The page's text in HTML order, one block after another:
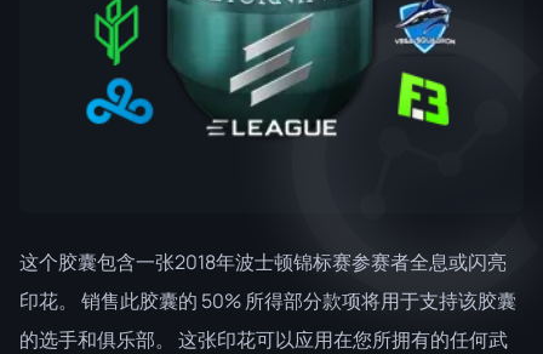
这个胶囊包含一张2018年波士顿锦标赛参赛者全息或闪亮
印花。 销售此胶囊的 50% 所得部分款项将用于支持该胶囊
的选手和俱乐部。 这张印花可以应用在您所拥有的任何武